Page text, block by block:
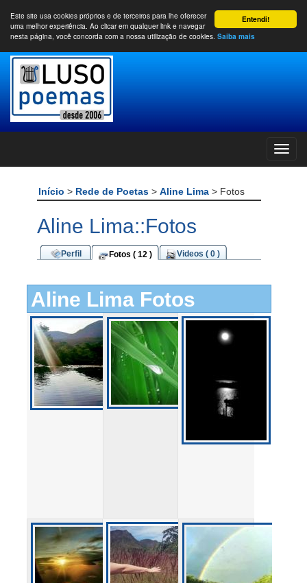
Entendi!
Este site usa cookies próprios e de terceiros para lhe oferecer
uma melhor experiência. Ao clicar em qualquer link e navegar
nesta página, você concorda com a nossa utilização de cookies. Saiba mais
Início > Rede de Poetas > Aline Lima > Fotos
Aline Lima::Fotos
Perfil Fotos ( 12 ) Videos ( 0 )
Aline Lima Fotos